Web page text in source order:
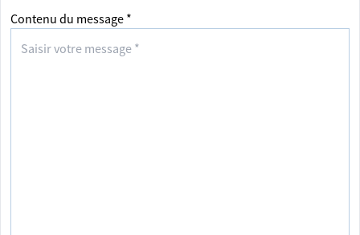
Contenu du message *